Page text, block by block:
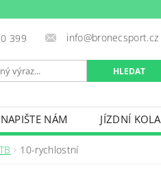
399 info@bronecsport.cz
NAPIŠTE NÁM JÍZDNÍ KOLA
OBLEČENÍ
10-rychlostní